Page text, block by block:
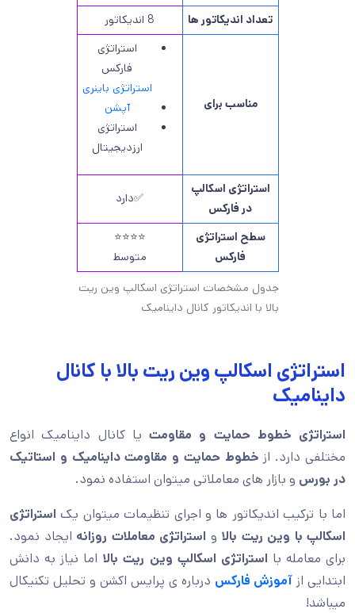
جدول مشخصات استراتژی اسکالپ وین ریت
بالا با اندیکاتور کانال داینامیک
تعداد اندیکاتور ها 8 اندیکاتور
مناسب برای
استراتژی
فارکس
استراتژی باینری
آپشن
استراتژی
ارزدیجیتال
استراتژی اسکالپ
در فارکس
✅دارد
سطح استراتژی
فارکس
⭐⭐⭐⭐
متوسط
استراتژی اسکالپ وین ریت بالا با کانال
داینامیک
استراتژی خطوط حمایت و مقاومت یا کانال داینامیک انواع
مختلفی دارد. از خطوط حمایت و مقاومت داینامیک و استاتیک
در بورس و بازار های معاملاتی میتوان استفاده نمود.
اما با ترکیب اندیکاتور ها و اجرای تنظیمات میتوان یک استراتژی
اسکالپ با وین ریت بالا و استراتژی معاملات روزانه ایجاد نمود.
برای معامله با استراتژی اسکالپ وین ریت بالا اما نیاز به دانش
ابتدایی از آموزش فارکس درباره ی پرایس اکشن و تحلیل تکنیکال
میباشد!